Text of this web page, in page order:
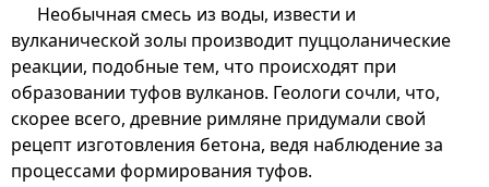
Необычная смесь из воды, извести и
вулканической золы производит пуццоланические
реакции, подобные тем, что происходят при
образовании туфов вулканов. Геологи сочли, что,
скорее всего, древние римляне придумали свой
рецепт изготовления бетона, ведя наблюдение за
процессами формирования туфов.